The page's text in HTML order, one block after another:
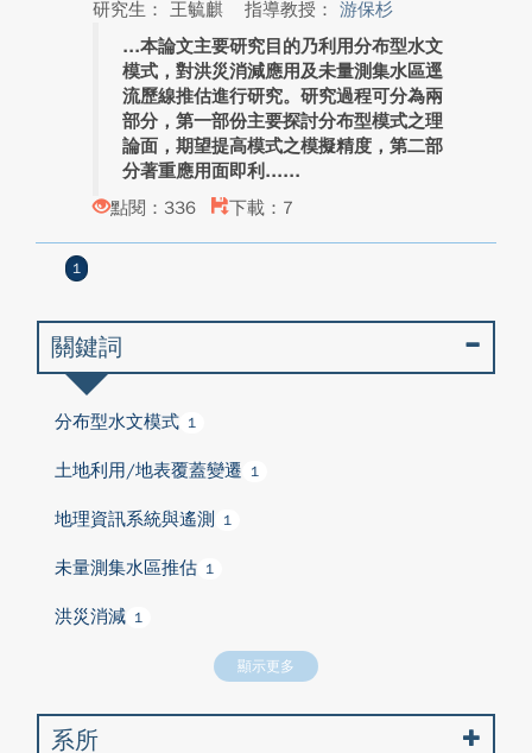
研究生： 王毓麒
指導教授： 游保杉
本論文主要研究目的乃利用分布型水文
模式，對洪災消減應用及未量測集水區逕
流歷線推估進行研究。研究過程可分為兩
部分，第一部份主要探討分布型模式之理
論面，期望提高模式之模擬精度，第二部
分著重應用面即利...
點閱：336
下載：7
1
關鍵詞
分布型水文模式 1
土地利用/地表覆蓋變遷 1
地理資訊系統與遙測 1
未量測集水區推估 1
洪災消減 1
顯示更多
系所